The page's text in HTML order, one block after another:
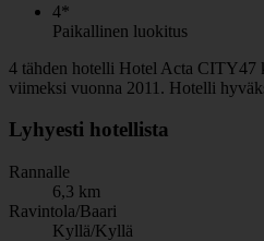
4*
Paikallinen luokitus
4 tähden hotelli Hotel Acta CITY47
viimeksi vuonna 2011. Hotelli
Lyhyesti hotellista
Rannalle
6,3 km
Ravintola/Baari
Kyllä/Kyllä